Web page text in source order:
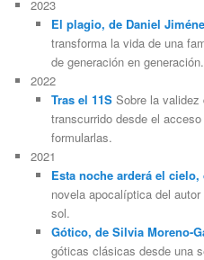
2023
El plagio, de Daniel
transforma la vida de una
de generación en generación.
2022
Tras el 11SSobre la validez
transcurrido desde el
formularlas.
2021
Esta noche arderá el
novela apocalíptica del
sol.
Gótico, de Silvia Moreno-
góticas clásicas desde una